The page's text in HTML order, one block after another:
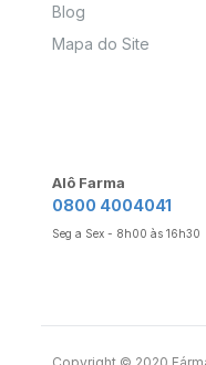
Blog
Mapa do Site
Alô Farma
0800 4004041
Seg a Sex - 8h00 às 16h30